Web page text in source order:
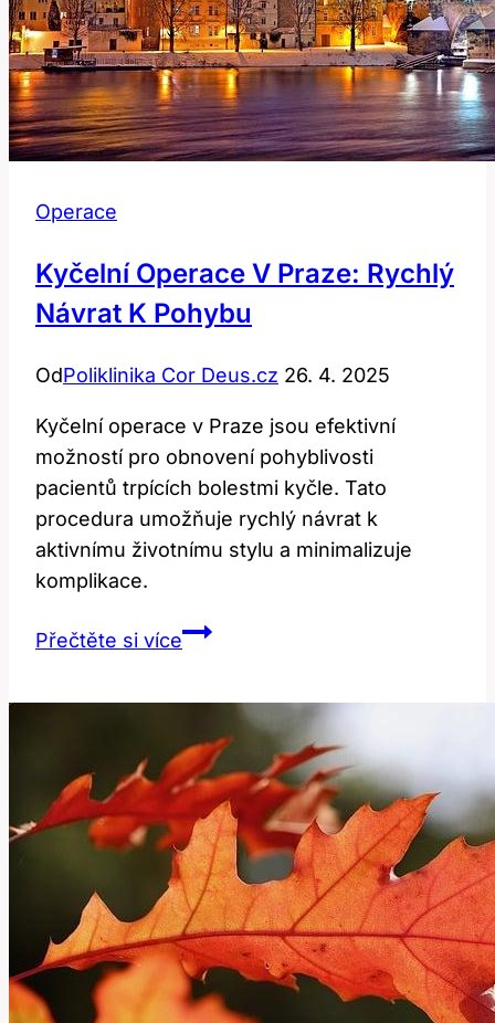
Operace
Kyčelní Operace V Praze: Rychlý
Návrat K Pohybu
OdPoliklinika Cor Deus.cz 26. 4. 2025
Kyčelní operace v Praze jsou efektivní
možností pro obnovení pohyblivosti
pacientů trpících bolestmi kyčle. Tato
procedura umožňuje rychlý návrat k
aktivnímu životnímu stylu a minimalizuje
komplikace.
Přečtěte si víceKyčelní
Rychlý
návrat
k
pohybu